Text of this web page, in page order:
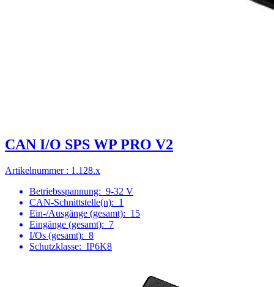
CAN I/O SPS WP PRO V2
Artikelnummer : 1.128.x
Betriebsspannung: 9-32 V
CAN-Schnittstelle(n): 1
Ein-/Ausgänge (gesamt): 15
Eingänge (gesamt): 7
I/Os (gesamt): 8
Schutzklasse: IP6K8